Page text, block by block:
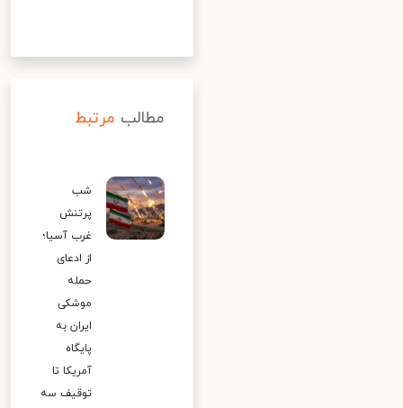
مطالب مرتبط
شب
پرتنش
غرب آسیا؛
از ادعای
حمله
موشکی
ایران به
پایگاه
آمریکا تا
توقیف سه